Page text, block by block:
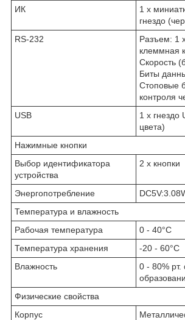
ИК
1 x
гнездо
RS-232
Разъем: 1
клеммная
Скорость
Биты
Стоповые
контроля
USB
1 x гнездо
цвета)
Нажимные кнопки
Выбор идентификатора
устройства
2 x кнопки
Энергопотребление
Температура и влажность
Рабочая температура
0 - 40°C
Температура хранения
-20 - 60°C
Влажность
0 - 80% рт.
Физические свойства
Корпус